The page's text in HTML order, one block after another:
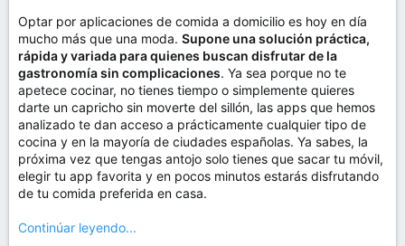
Optar por aplicaciones de comida a domicilio es hoy en día
mucho más que una moda. Supone una solución práctica,
rápida y variada para quienes buscan disfrutar de la
gastronomía sin complicaciones. Ya sea porque no te
apetece cocinar, no tienes tiempo o simplemente quieres
darte un capricho sin moverte del sillón, las apps que hemos
analizado te dan acceso a prácticamente cualquier tipo de
cocina y en la mayoría de ciudades españolas. Ya sabes, la
próxima vez que tengas antojo solo tienes que sacar tu móvil,
elegir tu app favorita y en pocos minutos estarás disfrutando
de tu comida preferida en casa.
Continúar leyendo...